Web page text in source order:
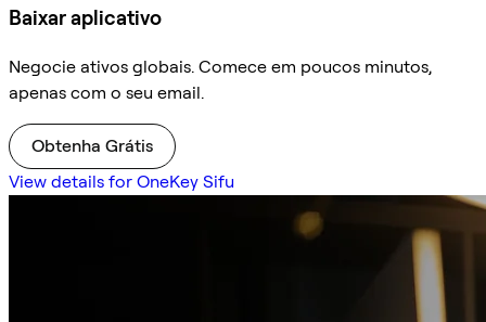
Baixar aplicativo
Negocie ativos globais. Comece em poucos minutos,
apenas com o seu email.
Obtenha Grátis
View details for OneKey Sifu